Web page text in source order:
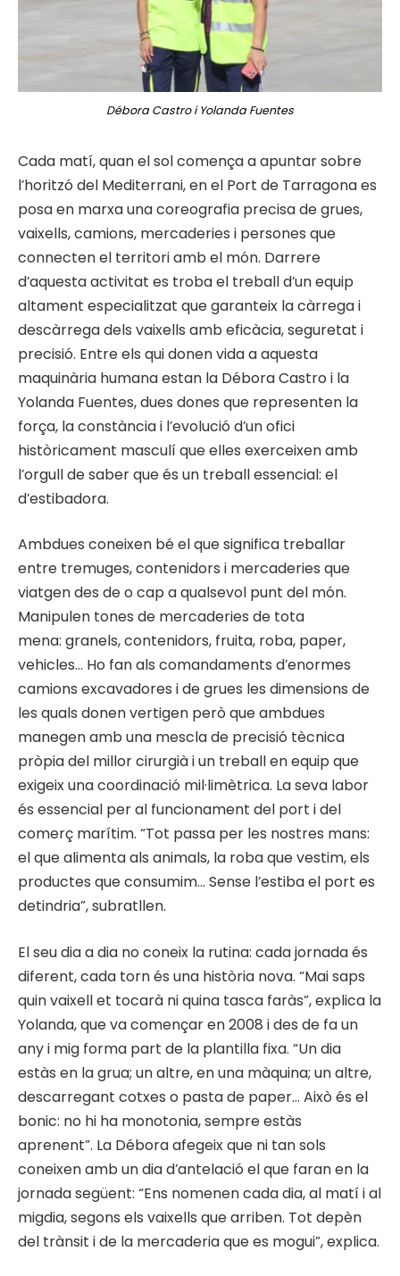
Débora Castro i Yolanda Fuentes
Cada matí, quan el sol comença a apuntar sobre
l’horitzó del Mediterrani, en el Port de Tarragona es
posa en marxa una coreografia precisa de grues,
vaixells, camions, mercaderies i persones que
connecten el territori amb el món. Darrere
d’aquesta activitat es troba el treball d’un equip
altament especialitzat que garanteix la càrrega i
descàrrega dels vaixells amb eficàcia, seguretat i
precisió. Entre els qui donen vida a aquesta
maquinària humana estan la Débora Castro i la
Yolanda Fuentes, dues dones que representen la
força, la constància i l’evolució d’un ofici
històricament masculí que elles exerceixen amb
l’orgull de saber que és un treball essencial: el
d’estibadora.
Ambdues coneixen bé el que significa treballar
entre tremuges, contenidors i mercaderies que
viatgen des de o cap a qualsevol punt del món.
Manipulen tones de mercaderies de tota
mena: granels, contenidors, fruita, roba, paper,
vehicles… Ho fan als comandaments d’enormes
camions excavadores i de grues les dimensions de
les quals donen vertigen però que ambdues
manegen amb una mescla de precisió tècnica
pròpia del millor cirurgià i un treball en equip que
exigeix una coordinació mil·limètrica. La seva labor
és essencial per al funcionament del port i del
comerç marítim. “Tot passa per les nostres mans:
el que alimenta als animals, la roba que vestim, els
productes que consumim… Sense l’estiba el port es
detindria”, subratllen.
El seu dia a dia no coneix la rutina: cada jornada és
diferent, cada torn és una història nova. “Mai saps
quin vaixell et tocarà ni quina tasca faràs”, explica la
Yolanda, que va començar en 2008 i des de fa un
any i mig forma part de la plantilla fixa. “Un dia
estàs en la grua; un altre, en una màquina; un altre,
descarregant cotxes o pasta de paper… Això és el
bonic: no hi ha monotonia, sempre estàs
aprenent”. La Débora afegeix que ni tan sols
coneixen amb un dia d’antelació el que faran en la
jornada següent: “Ens nomenen cada dia, al matí i al
migdia, segons els vaixells que arriben. Tot depèn
del trànsit i de la mercaderia que es mogui”, explica.